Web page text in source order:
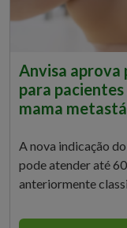
Anvisa
para
mama
A nova indicação
pode atender até
anteriormente